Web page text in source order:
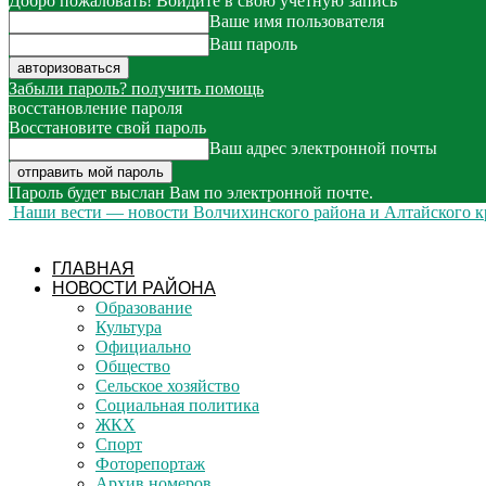
Ваше имя пользователя
Ваш пароль
Забыли пароль? получить помощь
восстановление пароля
Восстановите свой пароль
Ваш адрес электронной почты
Пароль будет выслан Вам по электронной почте.
Наши вести — новости Волчихинского района и Алтайского
ГЛАВНАЯ
НОВОСТИ РАЙОНА
Образование
Культура
Официально
Общество
Сельское хозяйство
Социальная политика
ЖКХ
Спорт
Фоторепортаж